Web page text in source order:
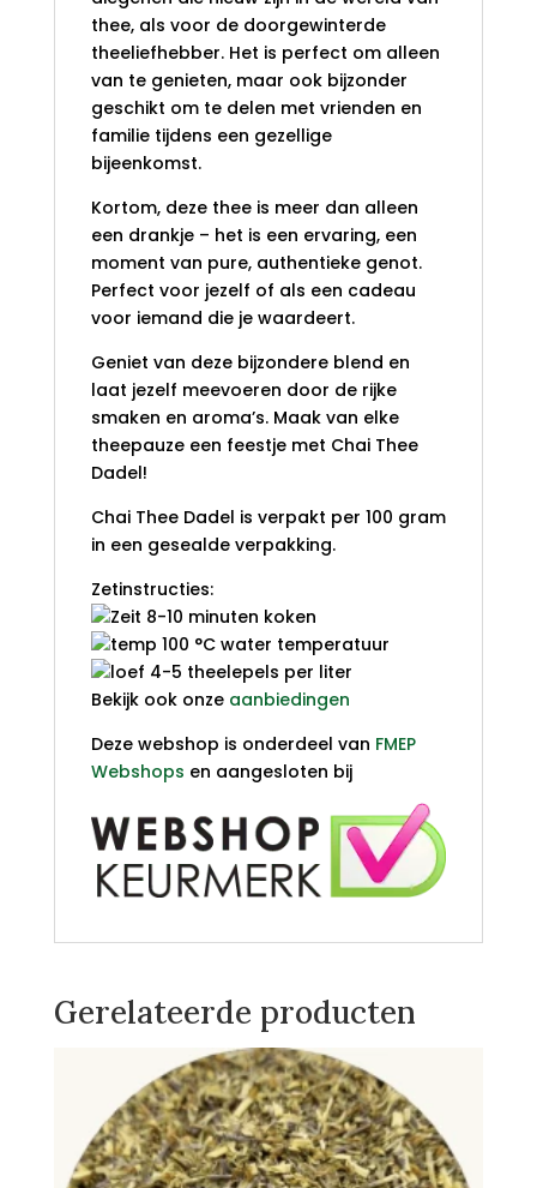
thee, als voor de doorgewinterde
theeliefhebber. Het is perfect om alleen
van te genieten, maar ook bijzonder
geschikt om te delen met vrienden en
familie tijdens een gezellige
bijeenkomst.
Kortom, deze thee is meer dan alleen
een drankje – het is een ervaring, een
moment van pure, authentieke genot.
Perfect voor jezelf of als een cadeau
voor iemand die je waardeert.
Geniet van deze bijzondere blend en
laat jezelf meevoeren door de rijke
smaken en aroma’s. Maak van elke
theepauze een feestje met Chai Thee
Dadel!
Chai Thee Dadel is verpakt per 100 gram
in een gesealde verpakking.
Zetinstructies:
8-10 minuten koken
100 °C water temperatuur
4-5 theelepels per liter
Bekijk ook onze aanbiedingen
Deze webshop is onderdeel van FMEP
Webshops en aangesloten bij
Gerelateerde producten